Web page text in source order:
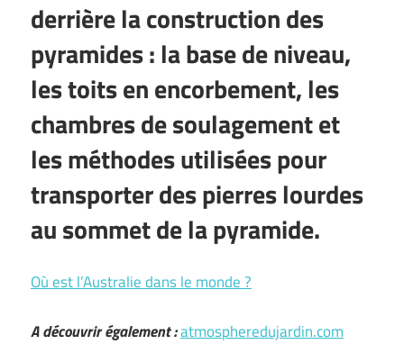
derrière la construction des
pyramides : la base de niveau,
les toits en encorbement, les
chambres de soulagement et
les méthodes utilisées pour
transporter des pierres lourdes
au sommet de la pyramide.
Où est l’Australie dans le monde ?
A découvrir également :atmospheredujardin.com